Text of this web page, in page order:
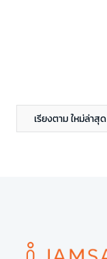
เรียงตาม ใหม่ล่าสุด